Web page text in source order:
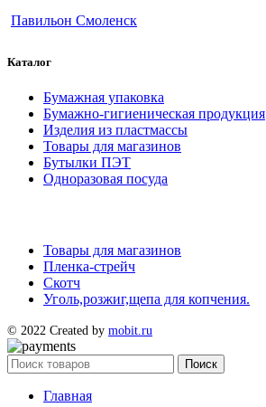
Павильон Смоленск
Каталог
Бумажная упаковка
Бумажно-гигиеническая продукция
Изделия из пластмассы
Товары для магазинов
Бутылки ПЭТ
Одноразовая посуда
Товары для магазинов
Пленка-стрейч
Скотч
Уголь,розжиг,щепа для копчения.
© 2022 Created by mobit.ru
Поиск
Главная